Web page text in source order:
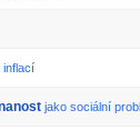
inflací
jako sociální